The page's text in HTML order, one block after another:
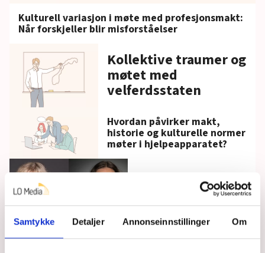
Samtykke Detaljer Annonseinnstillinger Om
Kulturell variasjon i møte med profesjonsmakt:
Når forskjeller blir misforståelser
Kollektive traumer og
møtet med
velferdsstaten
Hvordan påvirker makt,
historie og kulturelle normer
møter i hjelpeapparatet?
velferdstjenester – og
kraft til å bære